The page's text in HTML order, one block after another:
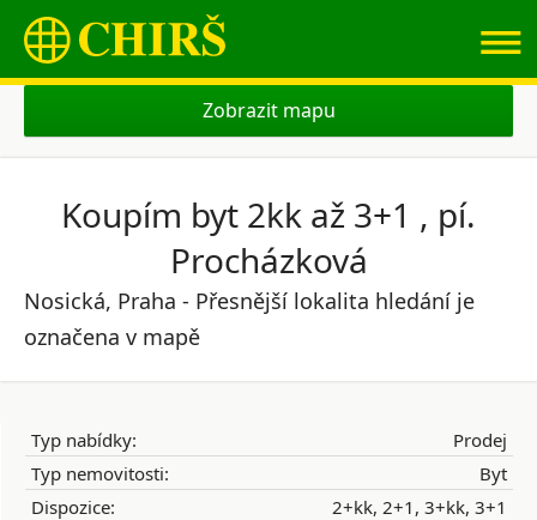
≡
Zobrazit mapu
Koupím byt 2kk až 3+1 , pí.
Procházková
Nosická, Praha - Přesnější lokalita hledání je
označena v mapě
Typ nabídky:
Prodej
Typ nemovitosti:
Byt
Dispozice:
2+kk, 2+1, 3+kk, 3+1